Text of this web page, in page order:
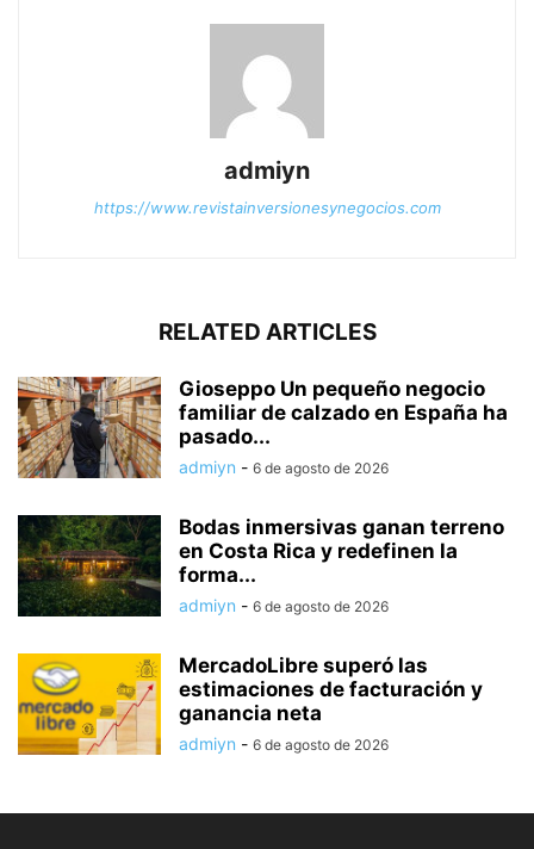
admiyn
https://www.revistainversionesynegocios.com
RELATED ARTICLES
Gioseppo Un pequeño negocio
familiar de calzado en España ha
pasado...
admiyn - 6 de agosto de 2026
Bodas inmersivas ganan terreno
en Costa Rica y redefinen la
forma...
admiyn - 6 de agosto de 2026
MercadoLibre superó las
estimaciones de facturación y
ganancia neta
admiyn - 6 de agosto de 2026